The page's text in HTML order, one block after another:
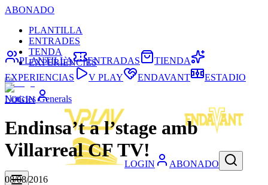
ABONADO
PLANTILLA
ENTRADES
TENDA
EXPERIÈNCIES
LOGIN
LOGIN ABONADO
PLANTILLA ENTRADAS
TIENDA
EXPERIENCIAS
V PLAY ENDAVANT ESTADIO
Noticies Generals
Endinsa’t a l’stage amb
Villarreal CF TV!
08/08/2016